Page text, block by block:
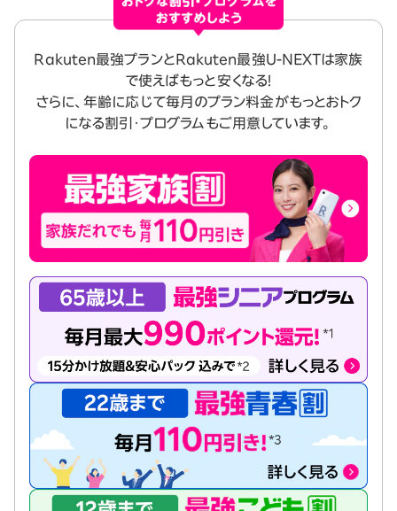
Rakuten最強プランとRakuten最強U-NEXTは家族
で使えばもっと安くなる！
さらに、年齢に応じて毎月のプラン料金がもっとおトク
になる割引・プログラムもご用意しています。